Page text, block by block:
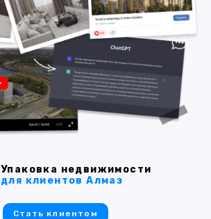
Упаковка недвижимости
для клиентов Алмаз
Стать клиентом